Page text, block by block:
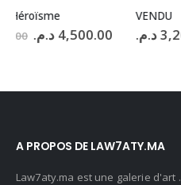
VENDU
3,200.00 د.م.
A PROPOS DE LAW7ATY.MA
Law7aty.ma est une galerie d'art .